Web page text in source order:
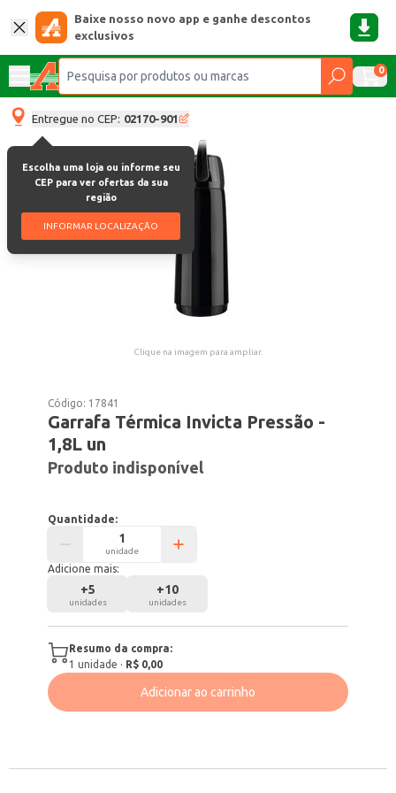
Baixe nosso novo app e ganhe descontos
exclusivos
0
Entregue no CEP: 02170-901
Escolha uma loja ou informe seu
CEP para ver ofertas da sua
região
INFORMAR LOCALIZAÇÃO
Clique na imagem para ampliar.
Código: 17841
Garrafa Térmica Invicta Pressão -
1,8L un
Produto indisponível
Quantidade:
unidade
Adicione mais:
+5
unidades
+10
unidades
Resumo da compra:
1 unidade · R$ 0,00
Adicionar ao carrinho